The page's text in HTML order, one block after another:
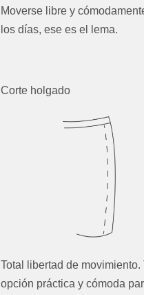
Moverse libre y
los días, ese es el lema.
Corte holgado
Total libertad de movimiento.
opción práctica y cómoda